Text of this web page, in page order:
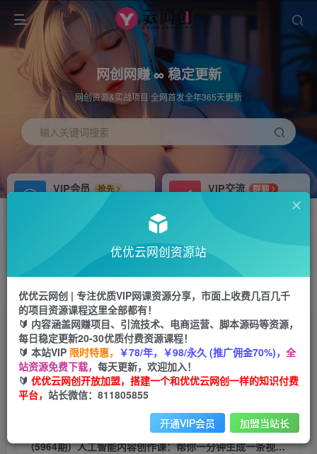
网创网赚 ∞ 稳定更新
网创资源&实战项目 全网首发全年365天更新
输入关键词搜索
VIP会员
抢先
免费下载全站资源
VIP交流
群聊
研究探讨更多创业项目路子。
站长V：hu91275
推荐
首页 中创网 正文
（5964期）人工智能内容创作课：帮你一分钟生
成一条视频，一键生成爆款文案（7节课）
优优云网创
2年前发布
关注 私信
（5964期）人工智能内容创作课：帮你一分钟生成一条视频，一键生成爆款文案（7节课）
优优云网创资源站
优优云网创 | 专注优质VIP网课资源分享，市面上收费几百几千
的项目资源课程这里全部都有！
🔰 内容涵盖网赚项目、引流技术、电商运营、脚本源码等资源，
每日稳定更新20-30优质付费资源课程！
🔰 本站VIP 限时特惠， ￥78/年，￥98/永久 (推广佣金70%)， 全
站资源免费下载， 每天更新，欢迎加入！
🔰 优优云网创开放加盟，搭建一个和优优云网创一样的知识付费
平台， 站长微信：811805855
开通VIP会员 加盟当站长